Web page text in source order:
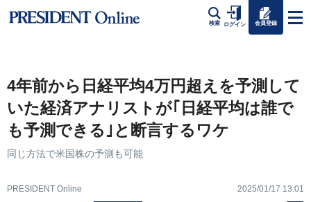
検索 ログイン 会員登録
4年前から日経平均4万円超えを予測して
いた経済アナリストが｢日経平均は誰で
も予測できる｣と断言するワケ
同じ方法で米国株の予測も可能
PRESIDENT Online 2025/01/17 13:01